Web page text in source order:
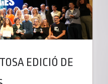
EDICIÓ DE